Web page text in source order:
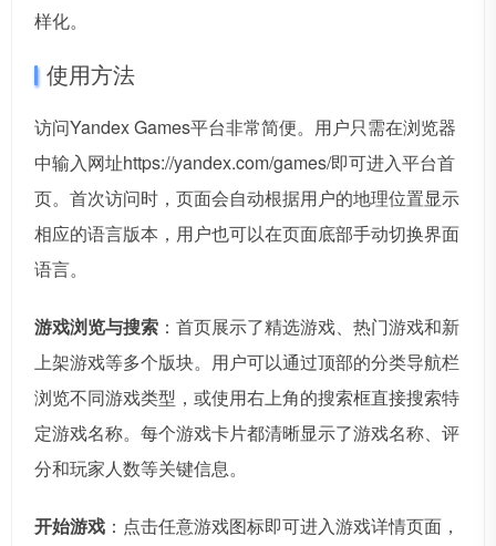
样化。
使用方法
访问Yandex Games平台非常简便。用户只需在浏览器
中输入网址https://yandex.com/games/即可进入平台首
页。首次访问时，页面会自动根据用户的地理位置显示
相应的语言版本，用户也可以在页面底部手动切换界面
语言。
游戏浏览与搜索 ：首页展示了精选游戏、热门游戏和新
上架游戏等多个版块。用户可以通过顶部的分类导航栏
浏览不同游戏类型，或使用右上角的搜索框直接搜索特
定游戏名称。每个游戏卡片都清晰显示了游戏名称、评
分和玩家人数等关键信息。
开始游戏 ：点击任意游戏图标即可进入游戏详情页面，